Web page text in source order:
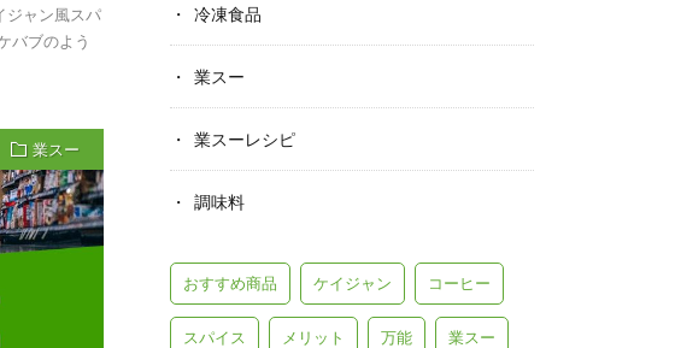
ジャン風スパ
バブのよう
業スー
冷凍食品
業スー
業スーレシピ
調味料
おすすめ商品 ケイジャン コーヒー
スパイス メリット 万能 業スー